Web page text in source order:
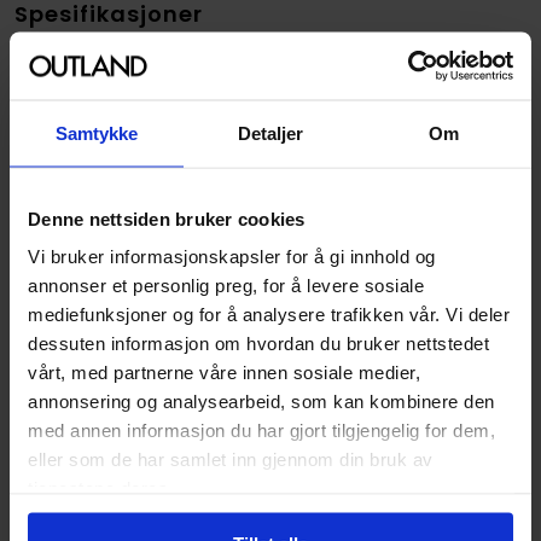
Samtykke Detaljer Om
Denne nettsiden bruker cookies
Vi bruker informasjonskapsler for å gi innhold og
annonser et personlig preg, for å levere sosiale
mediefunksjoner og for å analysere trafikken vår. Vi deler
dessuten informasjon om hvordan du bruker nettstedet
vårt, med partnerne våre innen sosiale medier,
annonsering og analysearbeid, som kan kombinere den
med annen informasjon du har gjort tilgjengelig for dem,
eller som de har samlet inn gjennom din bruk av
Spesifikasjoner
Varenummer
9780008381387
Forfattere
Shannon Chakraborty
Sjanger
Action og Eventyrog
Fantasy
Antall Sider
496
Utgiver
HarperVoyager